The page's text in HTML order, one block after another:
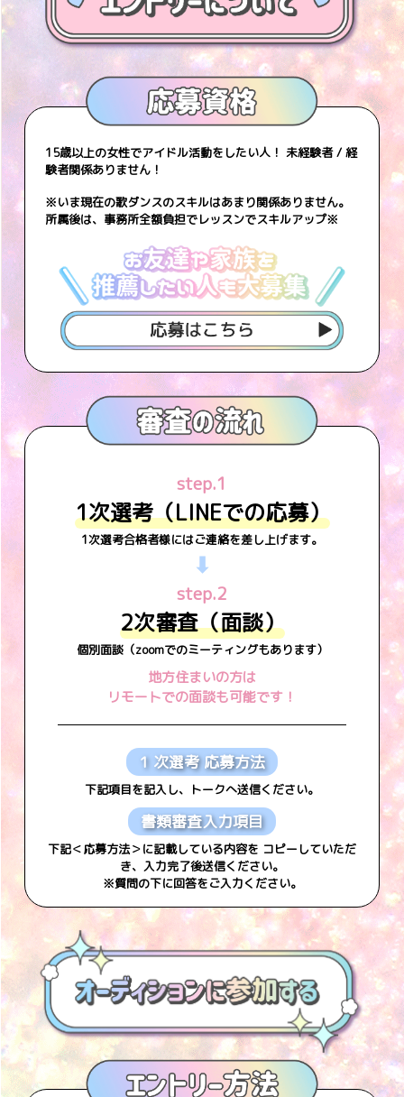
15歳以上の女性でアイドル活動をしたい人！ 未経験者 / 経
験者関係ありません！
※いま現在の歌ダンスのスキルはあまり関係ありません。
所属後は、事務所全額負担でレッスンでスキルアップ※
step.1
1次選考（LINEでの応募）
1次選考合格者様にはご連絡を差し上げます。
⬇︎
step.2
2次審査（面談）
個別面談（zoomでのミーティングもあります）
地方住まいの方は
リモートでの面談も可能です！
1 次選考 応募方法
下記項目を記入し、トークへ送信ください。
書類審査入力項目
下記＜応募方法＞に記載している内容を コピーしていただ
き、入力完了後送信ください。
※質問の下に回答をご入力ください。